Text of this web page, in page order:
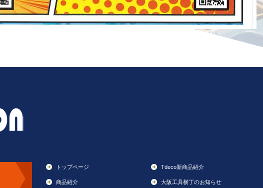
トップページ Tdeco新商品紹介
商品紹介 大阪工具横丁のお知らせ